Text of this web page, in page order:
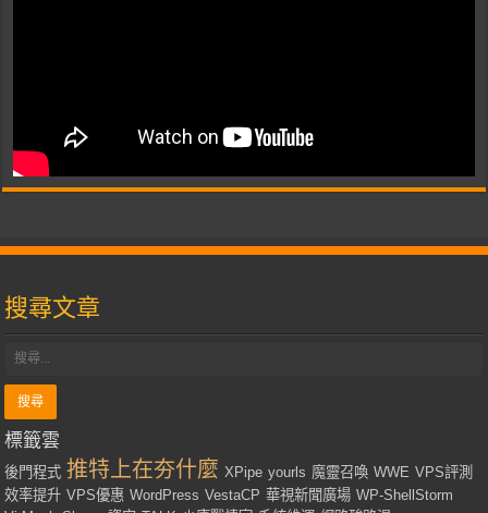
搜尋文章
標籤雲
後門程式 推特上在夯什麼 XPipe yourls 魔靈召喚 WWE VPS評測
效率提升 VPS優惠 WordPress VestaCP 華視新聞廣場 WP-ShellStorm